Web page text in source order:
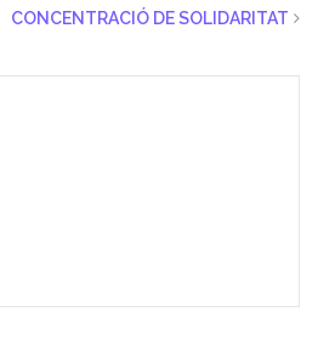
CONCENTRACIÓ DE SOLIDARITAT